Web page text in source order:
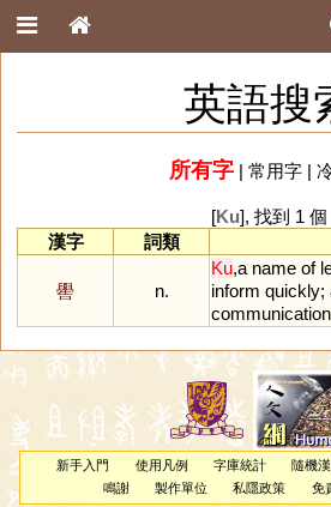
英語搜
所有字| 常用字|
[Ku], 找到 1 個
漢字
詞類
嚳 n.
Ku,a name of
inform quickly;
communication
新手入門 使用凡例 字庫統計 隨機
鳴謝
製作單位 私隱政策 免